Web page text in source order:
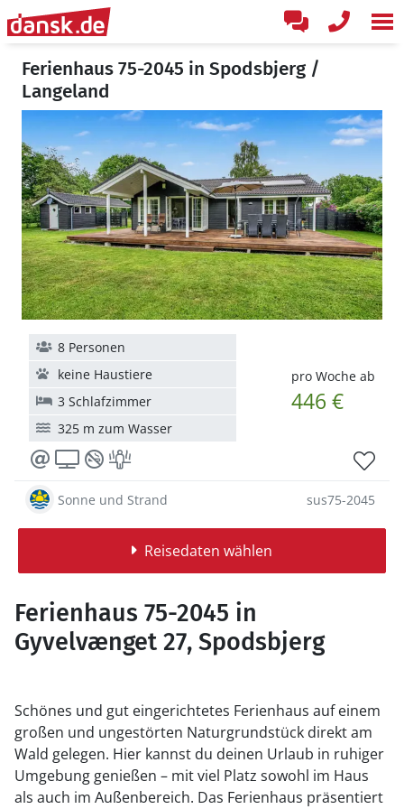
Ferienhaus 75-2045 in Spodsbjerg /
Langeland
pro Woche ab
446 €
8 Personen
keine Haustiere
3 Schlafzimmer
325 m zum Wasser
Sonne und Strand sus75-2045
Reisedaten wählen
Ferienhaus 75-2045 in
Gyvelvænget 27, Spodsbjerg
Schönes und gut eingerichtetes Ferienhaus auf einem
großen und ungestörten Naturgrundstück direkt am
Wald gelegen. Hier kannst du deinen Urlaub in ruhiger
Umgebung genießen – mit viel Platz sowohl im Haus
als auch im Außenbereich. Das Ferienhaus präsentiert